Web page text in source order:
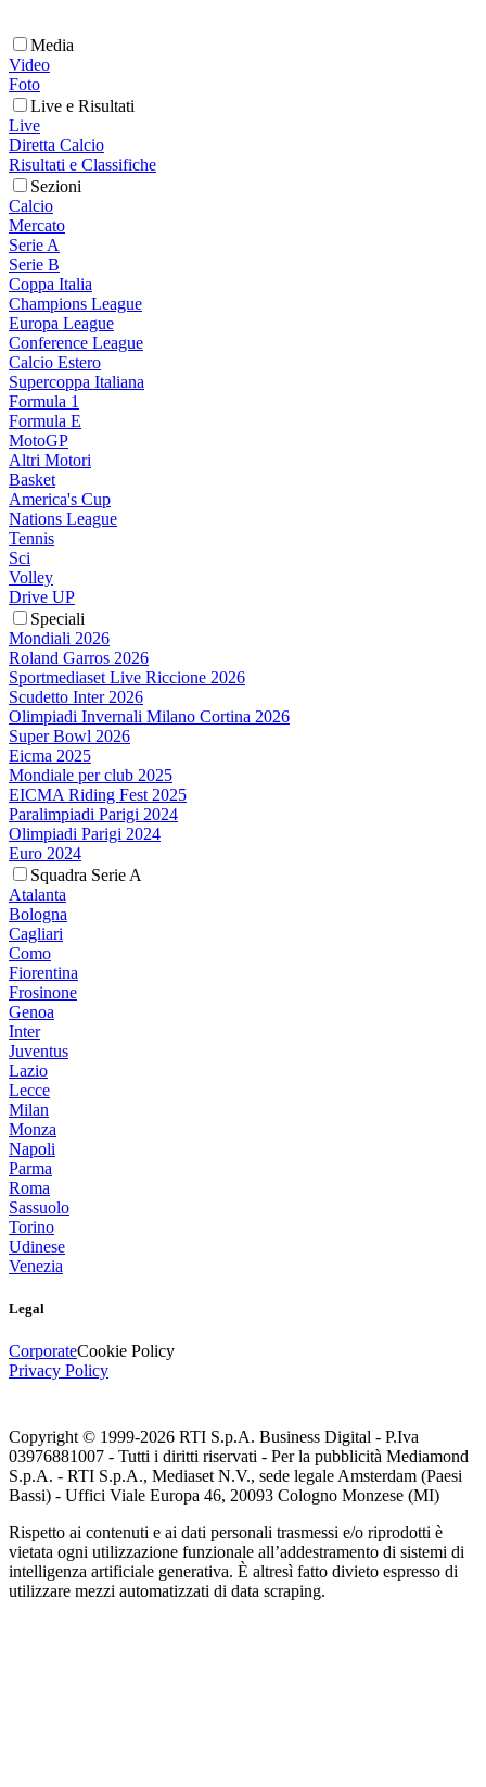
Media
Video
Foto
Live e Risultati
Live
Diretta Calcio
Risultati e Classifiche
Sezioni
Calcio
Mercato
Serie A
Serie B
Coppa Italia
Champions League
Europa League
Conference League
Calcio Estero
Supercoppa Italiana
Formula 1
Formula E
MotoGP
Altri Motori
Basket
America's Cup
Nations League
Tennis
Sci
Volley
Drive UP
Speciali
Mondiali 2026
Roland Garros 2026
Sportmediaset Live Riccione 2026
Scudetto Inter 2026
Olimpiadi Invernali Milano Cortina 2026
Super Bowl 2026
Eicma 2025
Mondiale per club 2025
EICMA Riding Fest 2025
Paralimpiadi Parigi 2024
Olimpiadi Parigi 2024
Euro 2024
Squadra Serie A
Atalanta
Bologna
Cagliari
Como
Fiorentina
Frosinone
Genoa
Inter
Juventus
Lazio
Lecce
Milan
Monza
Napoli
Parma
Roma
Sassuolo
Torino
Udinese
Venezia
Legal
CorporateCookie Policy
Privacy Policy
Copyright © 1999-2026 RTI S.p.A. Business Digital - P.Iva
03976881007 - Tutti i diritti riservati - Per la pubblicità Mediamond
S.p.A. - RTI S.p.A., Mediaset N.V., sede legale Amsterdam (Paesi
Bassi) - Uffici Viale Europa 46, 20093 Cologno Monzese (MI)
Rispetto ai contenuti e ai dati personali trasmessi e/o riprodotti è
vietata ogni utilizzazione funzionale all’addestramento di sistemi di
intelligenza artificiale generativa. È altresì fatto divieto espresso di
utilizzare mezzi automatizzati di data scraping.